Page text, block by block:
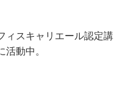
ィスキャリエール認定講
動中。